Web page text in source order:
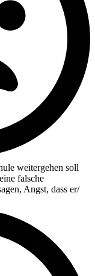
weitergehen soll
falsche
Angst, dass er/